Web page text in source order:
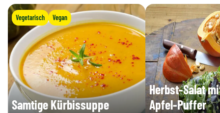
Vegetarisch Vegan
Samtige Kürbissuppe
Herbst-Salat
Apfel-Puffer